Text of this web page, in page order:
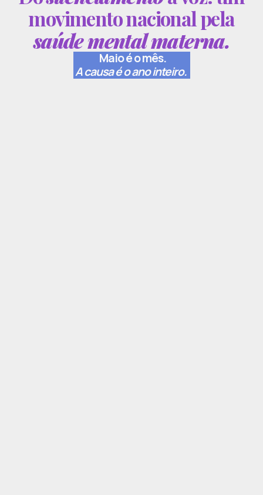
movimento nacional pela
saúde mental materna.
Maio é o mês.
A causa é o ano inteiro.